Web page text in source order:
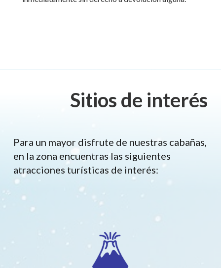
Sitios de interés
Para un mayor disfrute de nuestras cabañas,
en la zona encuentras las siguientes
atracciones turísticas de interés: